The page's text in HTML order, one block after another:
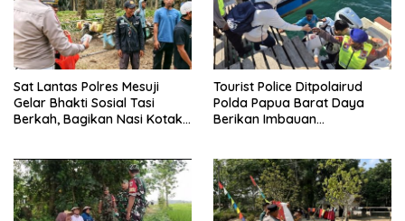
Sat Lantas Polres Mesuji
Gelar Bhakti Sosial Tasi
Berkah, Bagikan Nasi Kotak
Tourist Police Ditpolairud
Polda Papua Barat Daya
Berikan Imbauan